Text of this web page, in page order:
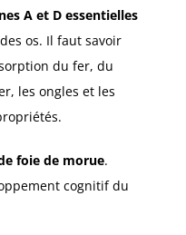
A et D essentielles
os. Il faut savoir
du fer, du
les ongles et les
foie de morue.
cognitif du